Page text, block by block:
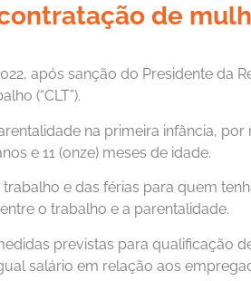
de
após sanção do Presidente da
(“CLT”).
na primeira infância,
e 11 (onze) meses de idade.
e das férias para quem
o trabalho e a parentalidade.
previstas para qualificação
salário em relação aos